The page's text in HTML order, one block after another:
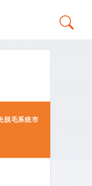
脱毛系统市